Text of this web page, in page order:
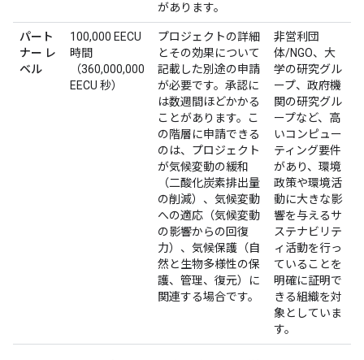
があります。
パート
ナー レ
ベル
100,000 EECU
時間
（360,000,000
EECU 秒）
プロジェクトの詳細
とその効果について
記載した別途の申請
が必要です。承認に
は数週間ほどかかる
ことがあります。こ
の階層に申請できる
のは、プロジェクト
が気候変動の緩和
（二酸化炭素排出量
の削減）、気候変動
への適応（気候変動
の影響からの回復
力）、気候保護（自
然と生物多様性の保
護、管理、復元）に
関連する場合です。
非営利団
体/NGO、大
学の研究グル
ープ、政府機
関の研究グル
ープなど、高
いコンピュー
ティング要件
があり、環境
政策や環境活
動に大きな影
響を与えるサ
ステナビリテ
ィ活動を行っ
ていることを
明確に証明で
きる組織を対
象としていま
す。